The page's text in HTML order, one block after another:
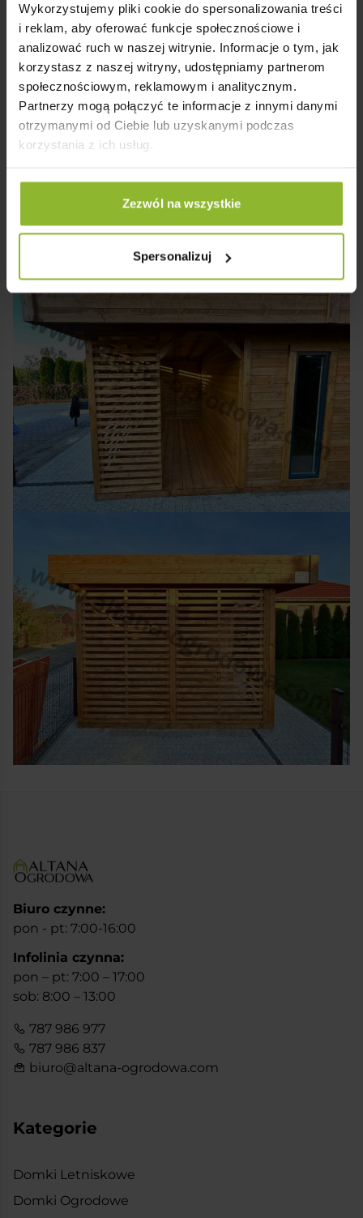
Wykorzystujemy pliki cookie do spersonalizowania treści
i reklam, aby oferować funkcje społecznościowe i
analizować ruch w naszej witrynie. Informacje o tym, jak
korzystasz z naszej witryny, udostępniamy partnerom
społecznościowym, reklamowym i analitycznym.
Partnerzy mogą połączyć te informacje z innymi danymi
otrzymanymi od Ciebie lub uzyskanymi podczas
korzystania z ich usług.
Zezwól na wszystkie
Spersonalizuj
OgrodoweDomki NarzędzioweWiaty Garażowe
Biuro czynne:
pon - pt: 7:00-16:00
Infolinia czynna:
pon – pt: 7:00 – 17:00
sob: 8:00 – 13:00
787 986 977
787 986 837
biuro@altana-ogrodowa.com
Kategorie
Domki Letniskowe
Domki Ogrodowe